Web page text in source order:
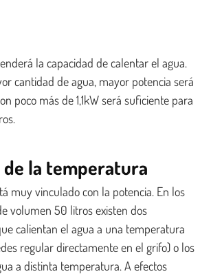
la capacidad de calentar el agua.
cantidad de agua, mayor potencia será
poco más de 1,1kW será suficiente para
de la temperatura
muy vinculado con la potencia. En los
volumen 50 litros existen dos
calientan el agua a una temperatura
regular directamente en el grifo) o los
a distinta temperatura. A efectos